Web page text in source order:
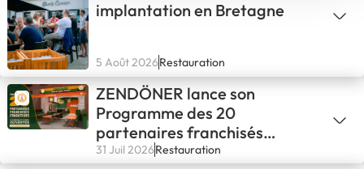
implantation en Bretagne
5 Août 2026Restauration
ZENDÖNER lance son
Programme des 20
partenaires franchisés
fondateurs
31 Juil 2026Restauration